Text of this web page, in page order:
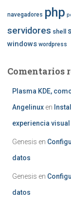
navegadores php
servidores shell
windows wordpress
Comentarios
Plasma KDE,
Angelinux en
experiencia visual
Genesis en
datos
Genesis en
datos